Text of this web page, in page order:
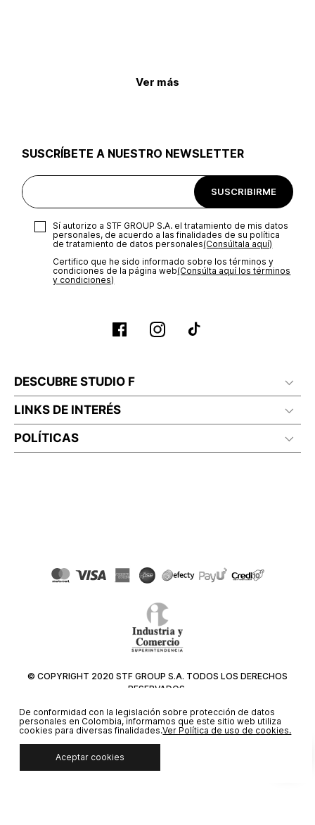
Ver más
SUSCRÍBETE A NUESTRO NEWSLETTER
SUSCRIBIRME
Sí autorizo a STF GROUP S.A. el tratamiento de mis datos
personales, de acuerdo a las finalidades de su política
de tratamiento de datos personales‎(Consúltala aquí)
Certifico que he sido informado sobre los términos y
condiciones de la página web‎(Consúlta aquí los términos
y condiciones)
DESCUBRE STUDIO F
LINKS DE INTERÉS
POLÍTICAS
© COPYRIGHT 2020 STF GROUP S.A. TODOS LOS DERECHOS
RESERVADOS.
De conformidad con la legislación sobre protección de datos
personales en Colombia, informamos que este sitio web utiliza
cookies para diversas finalidades.Ver Política de uso de cookies.
Aceptar cookies